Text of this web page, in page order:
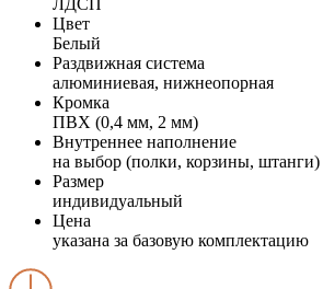
Цвет
Белый
Раздвижная система
алюминиевая, нижнеопорная
Кромка
ПВХ (0,4 мм, 2 мм)
Внутреннее наполнение
на выбор (полки, корзины, штанги)
Размер
индивидуальный
Цена
указана за базовую комплектацию